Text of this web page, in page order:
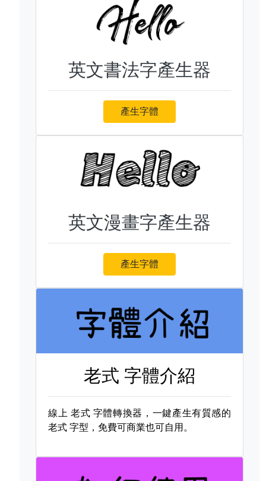
英文書法字產生器
產生字體
英文漫畫字產生器
產生字體
老式 字體介紹
線上 老式 字體轉換器，一鍵產生有質感的
老式 字型，免費可商業也可自用。